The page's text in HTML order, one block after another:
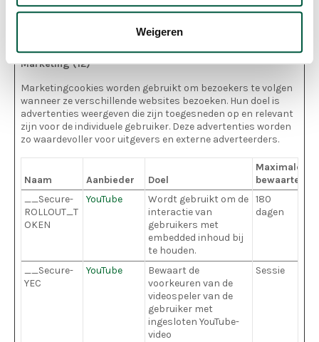
Weigeren
bezoeker de website
Marketing (12)
Marketingcookies worden gebruikt om bezoekers te volgen
wanneer ze verschillende websites bezoeken. Hun doel is
advertenties weergeven die zijn toegesneden op en relevant
zijn voor de individuele gebruiker. Deze advertenties worden
zo waardevoller voor uitgevers en externe adverteerders.
Naam Aanbieder Doel
Maximale
__Secure-
ROLLOUT_T
OKEN
YouTube
Wordt gebruikt om de
interactie van
gebruikers met
embedded inhoud bij
te houden.
180
dagen
__Secure-
YEC
YouTube
Bewaart de
voorkeuren van de
videospeler van de
gebruiker met
ingesloten YouTube-
video
Sessie